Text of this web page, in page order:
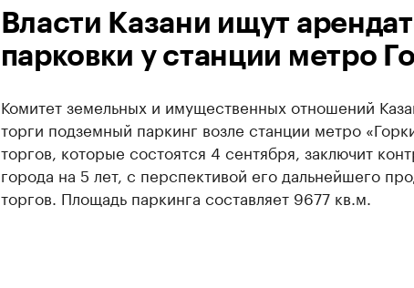
Власти Казани ищут
парковки у станции метро
Комитет земельных и имущественных отношений
торги подземный паркинг возле станции метро
торгов, которые состоятся 4 сентября, заключит
города на 5 лет, с перспективой его дальнейшего
торгов. Площадь паркинга составляет 9677 кв.м.